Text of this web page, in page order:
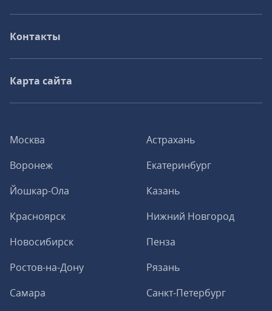
Москва
Астрахань
Воронеж
Екатеринбург
Йошкар-Ола
Казань
Красноярск
Нижний Новгород
Новосибирск
Пенза
Ростов-на-Дону
Рязань
Самара
Санкт-Петербург
Контакты
Карта сайта